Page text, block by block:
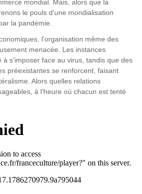
mondial. Mais, alors que la
le pouls d’une mondialisation
la pandémie.
l'organisation même des
menacée. Les instances
s’imposer face au virus, tandis que des
préexistantes se renforcent, faisant
Alors quelles relations
à l’heure où chacun est tenté